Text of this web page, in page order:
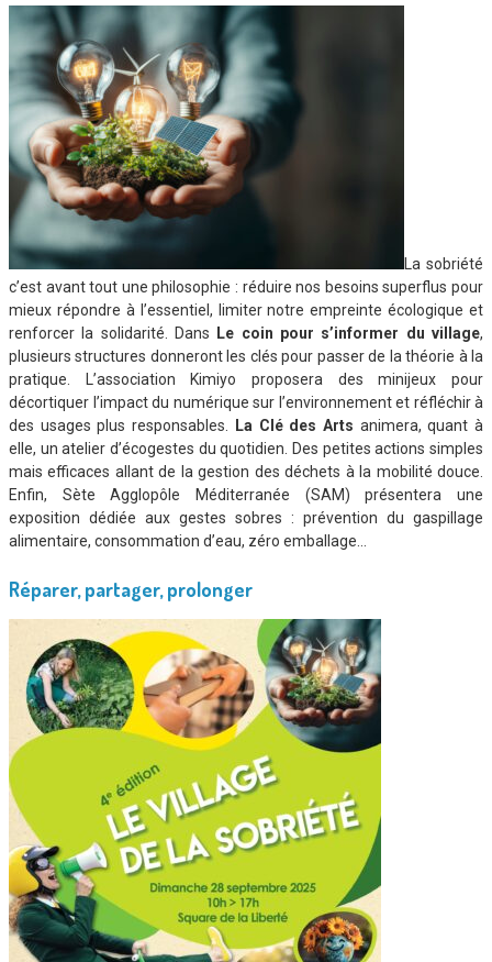
La sobriété
c’est avant tout une philosophie : réduire nos besoins superflus pour
mieux répondre à l’essentiel, limiter notre empreinte écologique et
renforcer la solidarité. Dans
Le coin pour s’informer du village,
plusieurs structures donneront les clés pour passer de la théorie à la
pratique. L’association Kimiyo proposera des minijeux pour
décortiquer l’impact du numérique sur l’environnement et réfléchir à
des usages plus responsables.
La Clé des Arts animera, quant à
elle, un atelier d’écogestes du quotidien. Des petites actions simples
mais efficaces allant de la gestion des déchets à la mobilité douce.
Enfin, Sète Agglopôle Méditerranée (SAM) présentera une
exposition dédiée aux gestes sobres : prévention du gaspillage
alimentaire, consommation d’eau, zéro emballage…
Réparer, partager, prolonger